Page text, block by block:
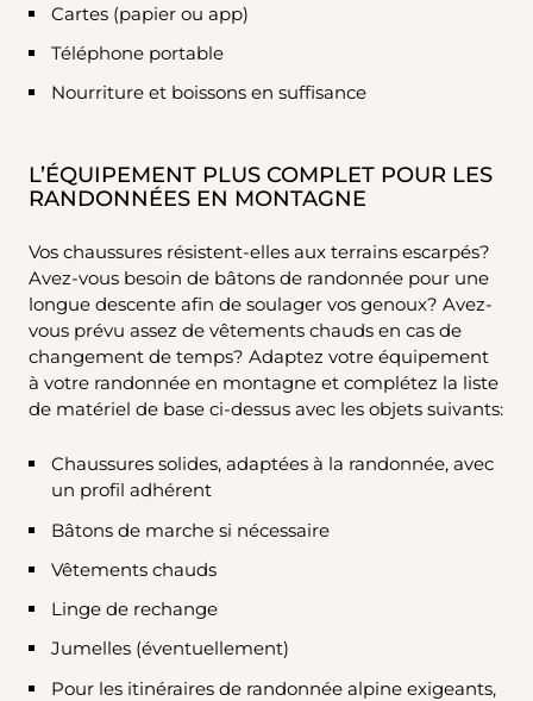
Cartes (papier ou app)
Téléphone portable
Nourriture et boissons en suffisance
L’ÉQUIPEMENT PLUS COMPLET POUR LES
RANDONNÉES EN MONTAGNE
Vos chaussures résistent-elles aux terrains escarpés?
Avez-vous besoin de bâtons de randonnée pour une
longue descente afin de soulager vos genoux? Avez-
vous prévu assez de vêtements chauds en cas de
changement de temps? Adaptez votre équipement
à votre randonnée en montagne et complétez la liste
de matériel de base ci-dessus avec les objets suivants:
Chaussures solides, adaptées à la randonnée, avec
un profil adhérent
Bâtons de marche si nécessaire
Vêtements chauds
Linge de rechange
Jumelles (éventuellement)
Pour les itinéraires de randonnée alpine exigeants,